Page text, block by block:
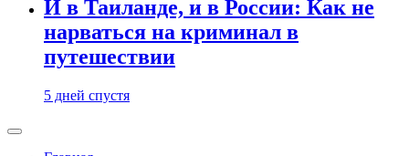
И в Таиланде, и в России: Как не
нарваться на криминал в
путешествии
5 дней спустя